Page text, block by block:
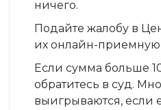
ничего.
Подайте жалобу в
их онлайн-приемную
Если сумма больше
обратитесь в суд.
выигрываются, если